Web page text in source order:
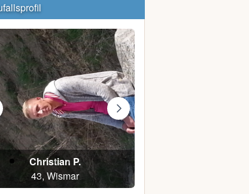
Christian P.
43, Wismar